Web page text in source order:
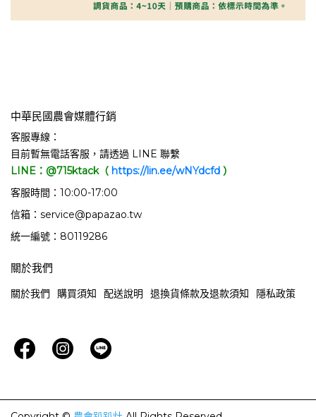
中華民國農會媒體行銷
客服專線：
目前暫無電話客服，請透過 LINE 聯繫
LINE：@715ktack（ https://lin.ee/wNYdcfd ）
客服時間：10:00-17:00
信箱：service@papazao.tw
統一編號：80119286
關於我們
關於我們 購買須知 配送說明 退換貨條款及退款須知 隱私政策